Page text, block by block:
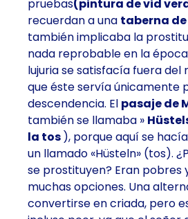
pruebas(pintura de vid
recuerdan a una taberna
también implicaba la
nada reprobable en la
lujuria se satisfacía fuera del
que éste servía únicamente
descendencia. El pasaje de
también se llamaba »
la tos ), porque aquí se
un llamado «Hüsteln» (tos).
se prostituyen? Eran pobres
muchas opciones. Una
convertirse en criada, pero